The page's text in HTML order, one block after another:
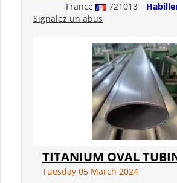
France 721013
Signalez un abus
TITANIUM OVAL
Tuesday 05 March 2024